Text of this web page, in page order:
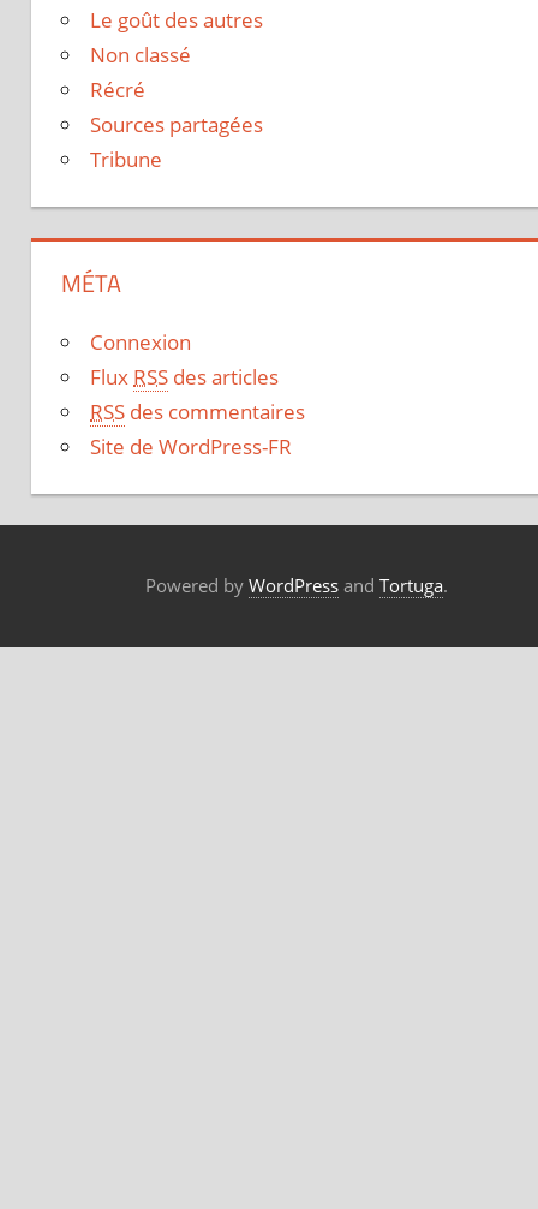
Le goût des autres
Non classé
Récré
Sources partagées
Tribune
MÉTA
Connexion
Flux RSS des articles
RSS des commentaires
Site de WordPress-FR
Powered by WordPressand Tortuga.